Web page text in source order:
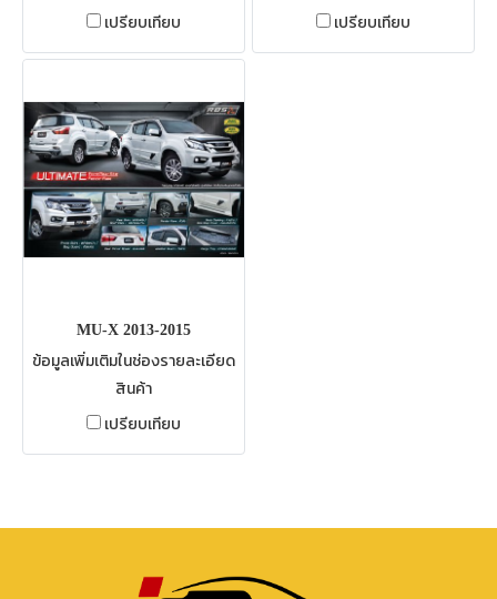
เปรียบเทียบ
เปรียบเทียบ
MU-X 2013-2015
ข้อมูลเพิ่มเติมในช่องรายละเอียด
สินค้า
เปรียบเทียบ